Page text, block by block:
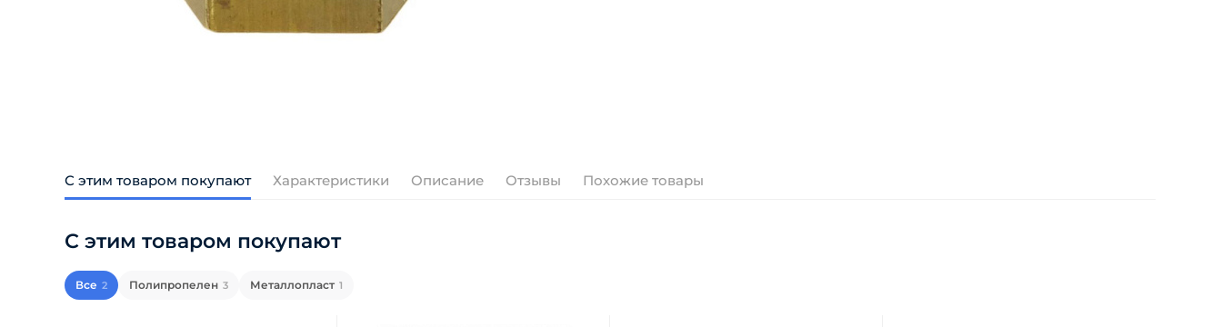
С этим товаром покупают Характеристики Описание Отзывы Похожие товары
С этим товаром покупают
Все 2 Полипропелен 3 Металлопласт 1